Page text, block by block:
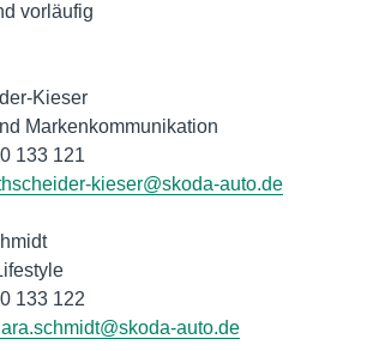
vorläufig
Kieser
Markenkommunikation
133 121
kieser@skoda-auto.de
133 122
auto.de